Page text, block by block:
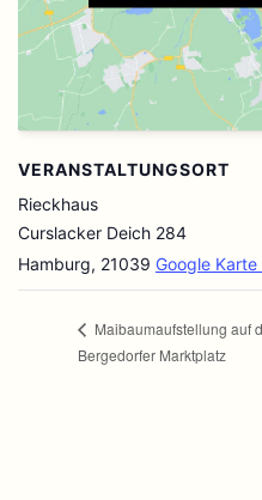
VERANSTALTUNGSORT
Rieckhaus
Curslacker Deich 284
Hamburg, 21039 Google
Maibaumaufstellung auf
Bergedorfer Marktplatz